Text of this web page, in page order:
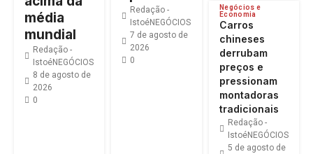
média
mundial
Redação -
IstoéNEGÓCIOS
8 de agosto de
2026
0
Redação -
IstoéNEGÓCIOS
7 de agosto de
2026
0
Negócios e
Economia
Carros
chineses
derrubam
preços e
pressionam
montadoras
tradicionais
Redação -
IstoéNEGÓCIOS
5 de agosto de